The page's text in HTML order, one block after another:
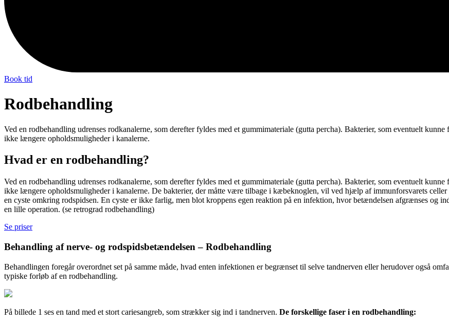
Book tid
Rodbehandling
Ved en rodbehandling udrenses rodkanalerne, som derefter fyldes med et gummimateriale (gutta percha). Bakterier, som eventuelt
ikke længere opholdsmuligheder i kanalerne.
Hvad er en rodbehandling?
Ved en rodbehandling udrenses rodkanalerne, som derefter fyldes med et gummimateriale (gutta percha). Bakterier, som eventuelt
ikke længere opholdsmuligheder i kanalerne. De bakterier, der måtte være tilbage i kæbeknoglen, vil ved hjælp af immunforsvarets
en cyste omkring rodspidsen. En cyste er ikke farlig, men blot kroppens egen reaktion på en infektion, hvor betændelsen afgrænses og
en lille operation. (se retrograd rodbehandling)
Se priser
Behandling af nerve- og rodspidsbetændelsen – Rodbehandling
Behandlingen foregår overordnet set på samme måde, hvad enten infektionen er begrænset til selve tandnerven eller herudover også
typiske forløb af en rodbehandling.
På billede 1 ses en tand med et stort cariesangreb, som strækker sig ind i tandnerven. De forskellige faser i en rodbehandling: